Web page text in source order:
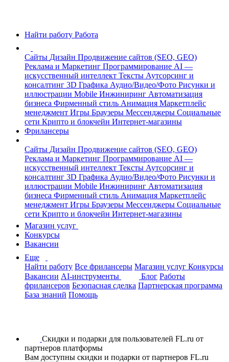
Найти работу Работа
Сайты Дизайн Продвижение сайтов (SEO, GEO)
Реклама и Маркетинг Программирование AI —
искусственный интеллект Тексты Аутсорсинг и
консалтинг 3D Графика Аудио/Видео/Фото Рисунки и
иллюстрации Mobile Инжиниринг Автоматизация
бизнеса Фирменный стиль Анимация Маркетплейс
менеджмент Игры Браузеры Мессенджеры Социальные
сети Крипто и блокчейн Интернет-магазины
Фрилансеры
Сайты Дизайн Продвижение сайтов (SEO, GEO)
Реклама и Маркетинг Программирование AI —
искусственный интеллект Тексты Аутсорсинг и
консалтинг 3D Графика Аудио/Видео/Фото Рисунки и
иллюстрации Mobile Инжиниринг Автоматизация
бизнеса Фирменный стиль Анимация Маркетплейс
менеджмент Игры Браузеры Мессенджеры Социальные
сети Крипто и блокчейн Интернет-магазины
Магазин услуг
Конкурсы
Вакансии
Еще
Найти работу Все фрилансеры Магазин услуг Конкурсы
Вакансии AI-инструменты Блог Работы
фрилансеров Безопасная сделка Партнерская программа
База знаний Помощь
Скидки и подарки для пользователей FL.ru от
партнеров платформы
Вам доступны скидки и подарки от партнеров FL.ru